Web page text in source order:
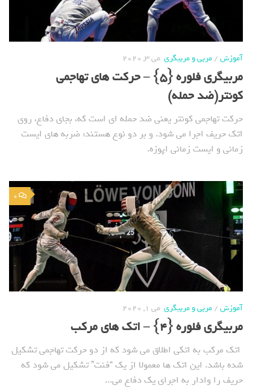
آموزش/مربی و مربیگری می 3, 2020
مربیگری فلوره {5} – حرکت های تهاجمی
کونتر(ضد حمله)
حرکت تهاجمی کونتر یعنی ضد حمله ای است که، بجای دفاع، روی
اتک حریف اجرا می شود. و بر دو نوع هستند: ضربه های ایست
زمانی و ایست زمانی اپوزه.
0
آموزش/مربی و مربیگری می 1, 2020
مربیگری فلوره {4} – اتک های مرکب
اتک مرکب به اتکی اطلاق می شود که از دو حرکت تهاجمی تشکیل
شده باشد. این اتک ها معمولا از یک “فنت” تشکیل می شود که
حریف را وادار به اجرای یک دفاع می...